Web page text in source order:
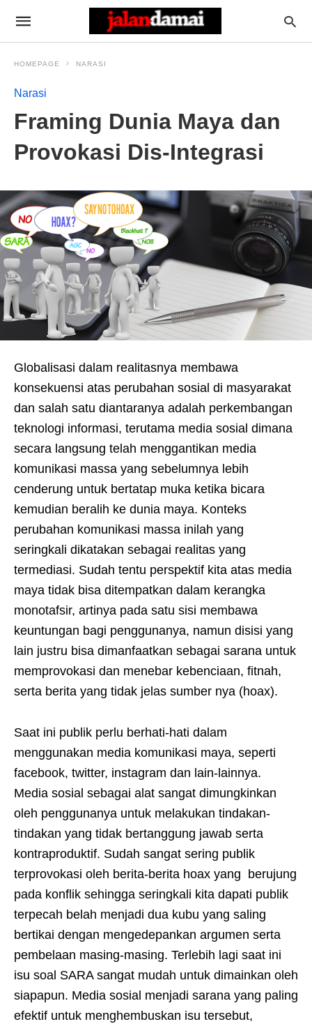
HOMEPAGE NARASI
Narasi
Framing Dunia Maya dan
Provokasi Dis-Integrasi
Globalisasi dalam realitasnya membawa
konsekuensi atas perubahan sosial di masyarakat
dan salah satu diantaranya adalah perkembangan
teknologi informasi, terutama media sosial dimana
secara langsung telah menggantikan media
komunikasi massa yang sebelumnya lebih
cenderung untuk bertatap muka ketika bicara
kemudian beralih ke dunia maya. Konteks
perubahan komunikasi massa inilah yang
seringkali dikatakan sebagai realitas yang
termediasi. Sudah tentu perspektif kita atas media
maya tidak bisa ditempatkan dalam kerangka
monotafsir, artinya pada satu sisi membawa
keuntungan bagi penggunanya, namun disisi yang
lain justru bisa dimanfaatkan sebagai sarana untuk
memprovokasi dan menebar kebenciaan, fitnah,
serta berita yang tidak jelas sumber nya (hoax).
Saat ini publik perlu berhati-hati dalam
menggunakan media komunikasi maya, seperti
facebook, twitter, instagram dan lain-lainnya.
Media sosial sebagai alat sangat dimungkinkan
oleh penggunanya untuk melakukan tindakan-
tindakan yang tidak bertanggung jawab serta
kontraproduktif. Sudah sangat sering publik
terprovokasi oleh berita-berita hoax yang berujung
pada konflik sehingga seringkali kita dapati publik
terpecah belah menjadi dua kubu yang saling
bertikai dengan mengedepankan argumen serta
pembelaan masing-masing. Terlebih lagi saat ini
isu soal SARA sangat mudah untuk dimainkan oleh
siapapun. Media sosial menjadi sarana yang paling
efektif untuk menghembuskan isu tersebut,